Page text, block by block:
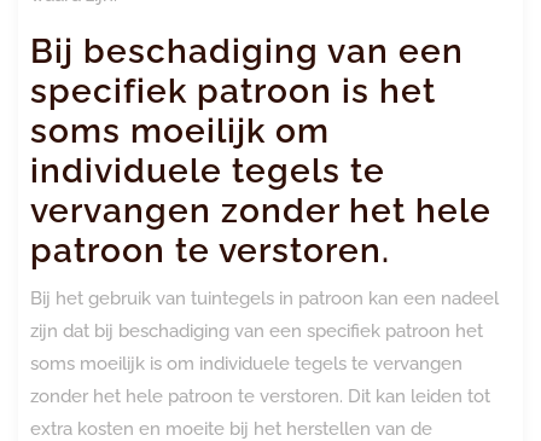
Bij beschadiging van een
specifiek patroon is het
soms moeilijk om
individuele tegels te
vervangen zonder het hele
patroon te verstoren.
Bij het gebruik van tuintegels in patroon kan een nadeel
zijn dat bij beschadiging van een specifiek patroon het
soms moeilijk is om individuele tegels te vervangen
zonder het hele patroon te verstoren. Dit kan leiden tot
extra kosten en moeite bij het herstellen van de